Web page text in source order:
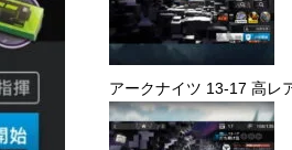
アークナイツ 13-17 高レ